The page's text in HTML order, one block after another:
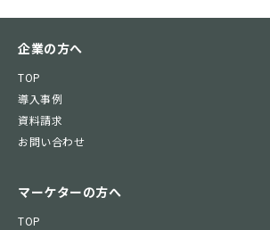
企業の方へ
TOP
導入事例
資料請求
お問い合わせ
マーケターの方へ
TOP